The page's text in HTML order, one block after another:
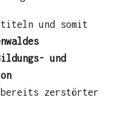
und somit
und
bereits zerstörter